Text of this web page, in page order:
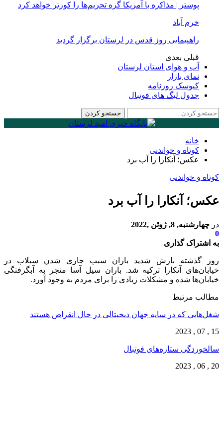
پوستر | مذاکره با آمریکا گره تحریم‌ها را کورتر خواهد کرد
خرم آباد
راهپیمایی روز قدس در لرستان برگزار گردید
قبلی بعدی
آب و هوای استان لرستان
نمای بازار
کیوسک روزنامه
جدول لیگ های فوتبال
خانه
کوتاه و خواندنی
عکس؛ آنکارا را آب برد
کوتاه و خواندنی
عکس؛ آنکارا را آب برد
در چهارشنبه, 8, ژوئن ,2022
0
به اشتراک گذاری
روز گذشته بارش شدید باران سبب جاری شدن سیلاب در
خیابان‌های آنکارا ترکیه شد. باران سیل آسا منجر به آبگرفتگی
خیابان‌ها شده و مشکلات زیادی را برای مردم به وجود آورد.
مطالب مرتبط
شغل‌‌هایی که در سایه جهان دیجیتالی در حال انقراض هستند
15 , 07 , 2023
سالخوردگی ستاره‌های فوتبال
20 , 06 , 2023